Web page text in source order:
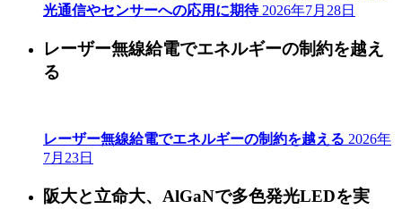
光通信やセンサーへの応用に期待 2026年7月28日
レーザー無線給電でエネルギーの制約を越え
る
レーザー無線給電でエネルギーの制約を越える 2026年
7月23日
阪大と立命大、AlGaNで多色発光LEDを実